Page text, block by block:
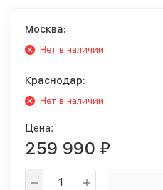
Москва:
Нет в наличии
Краснодар:
Нет в наличии
Цена:
259 990 ₽